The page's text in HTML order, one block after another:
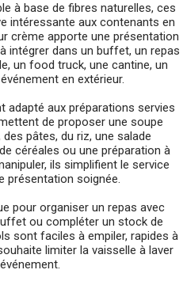
à base de fibres naturelles, ces
intéressante aux contenants en
crème apporte une présentation
intégrer dans un buffet, un repas
un food truck, une cantine, un
en extérieur.
aux préparations servies
de proposer une soupe
pâtes, du riz, une salade
céréales ou une préparation à
ils simplifient le service
présentation soignée.
pour organiser un repas avec
ou compléter un stock de
sont faciles à empiler, rapides à
limiter la vaisselle à laver